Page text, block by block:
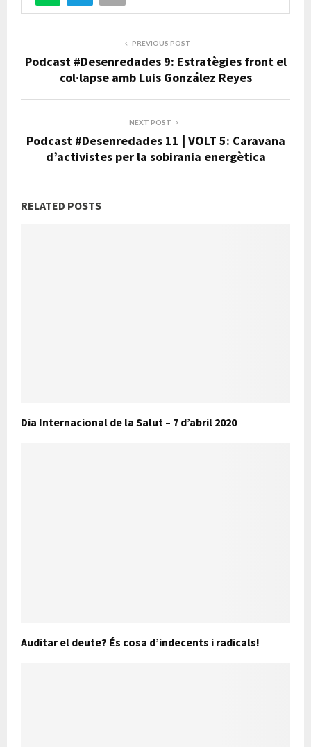
PREVIOUS POST
Podcast #Desenredades 9: Estratègies front el
col·lapse amb Luis González Reyes
NEXT POST
Podcast #Desenredades 11 | VOLT 5: Caravana
d’activistes per la sobirania energètica
RELATED POSTS
Dia Internacional de la Salut – 7 d’abril 2020
Auditar el deute? És cosa d’indecents i radicals!